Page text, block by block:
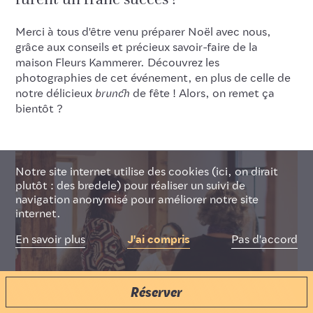
Notre site internet utilise des cookies (ici, on dirait
plutôt : des bredele) pour réaliser un suivi de
navigation anonymisé pour améliorer notre site
internet.
En savoir plus J'ai compris Pas d'accord
Réserver
Français English Deutsch
Merci à tous d'être venu préparer Noël avec nous,
grâce aux conseils et précieux savoir-faire de la
maison Fleurs Kammerer. Découvrez les
photographies de cet événement, en plus de celle de
notre délicieux brunch de fête ! Alors, on remet ça
bientôt ?